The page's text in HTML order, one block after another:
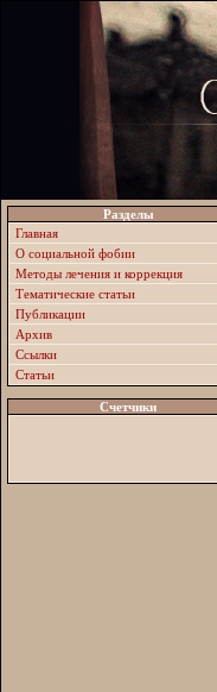
Разделы
Главная
О социальной фобии
Методы лечения и коррекция
Тематические статьи
Публикации
Архив
Ссылки
Статьи
Счетчики